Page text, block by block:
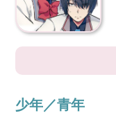
少年／青年